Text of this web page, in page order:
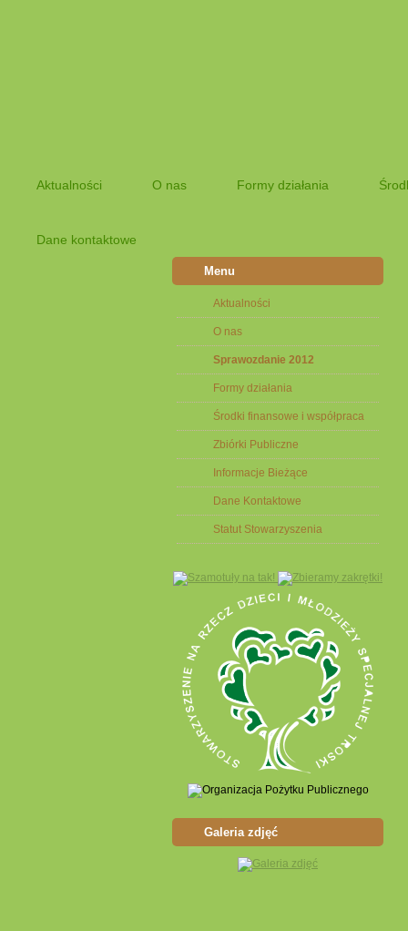
Aktualności O nas Formy działania
Dane kontaktowe
Menu
Aktualności
O nas
Sprawozdanie 2012
Formy działania
Środki finansowe i współpraca
Zbiórki Publiczne
Informacje Bieżące
Dane Kontaktowe
Statut Stowarzyszenia
Galeria zdjęć